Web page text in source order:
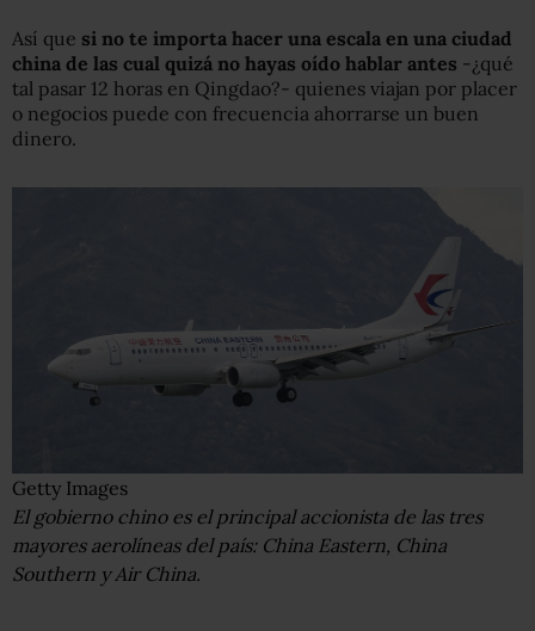
Así que si no te importa hacer una escala en una ciudad
china de las cual quizá no hayas oído hablar antes -¿qué
tal pasar 12 horas en Qingdao?- quienes viajan por placer
o negocios puede con frecuencia ahorrarse un buen
dinero.
Getty Images
El gobierno chino es el principal accionista de las tres
mayores aerolíneas del país: China Eastern, China
Southern y Air China.